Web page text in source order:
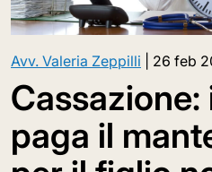
Avv. Valeria Zeppilli 26 feb
paga il